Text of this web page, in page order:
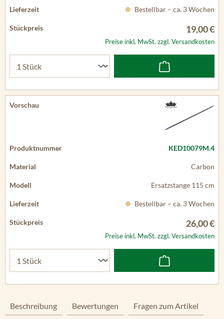
Bestellbar – ca. 3 Wochen
19,00 €
Preise inkl. MwSt. zzgl. Versandkosten
KED10079M.4
Carbon
Ersatzstange 115 cm
Bestellbar – ca. 3 Wochen
26,00 €
Preise inkl. MwSt. zzgl. Versandkosten
Beschreibung Bewertungen Fragen zum Artikel